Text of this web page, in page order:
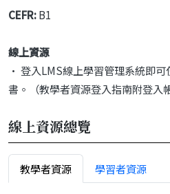
CEFR:B1
線上資源
• 登入LMS線上學習管理系統即
書。（教學者資源登入指南附登入
線上資源總覽
教學者資源 學習者資源